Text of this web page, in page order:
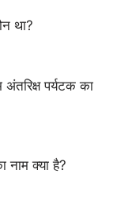
था?
अंतरिक्ष पर्यटक का
नाम क्या है?